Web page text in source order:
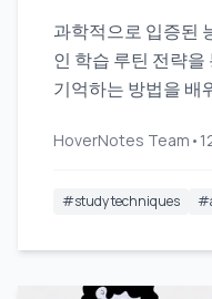
과학적으로 입증된
인 학습 루틴 전략을
기억하는 방법을 배
HoverNotes Team •
#study techniques #